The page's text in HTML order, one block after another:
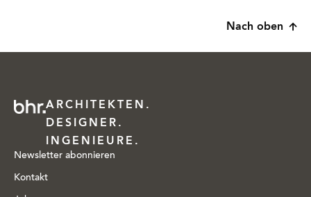
Nach oben
ARCHITEKTEN.
DESIGNER.
INGENIEURE.
Newsletter abonnieren
Kontakt